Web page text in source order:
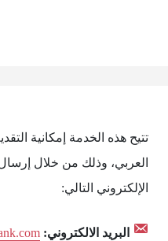
تتيح هذه الخدمة إمكانية
العربي، وذلك من خلال إرسال
الإلكتروني التالي:
البريد الالكتروني: